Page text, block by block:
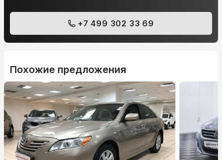
+7 499 302 33 69
Похожие предложения